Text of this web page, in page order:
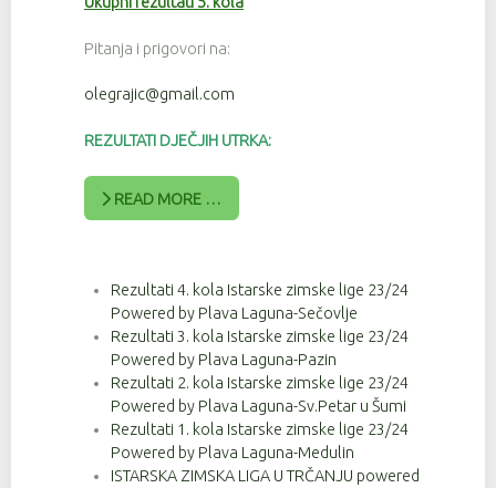
Pitanja i prigovori na:
olegrajic@gmail.com
REZULTATI DJEČJIH UTRKA:
READ MORE …
Rezultati 4. kola Istarske zimske lige 23/24
Powered by Plava Laguna-Sečovlje
Rezultati 3. kola Istarske zimske lige 23/24
Powered by Plava Laguna-Pazin
Rezultati 2. kola Istarske zimske lige 23/24
Powered by Plava Laguna-Sv.Petar u Šumi
Rezultati 1. kola Istarske zimske lige 23/24
Powered by Plava Laguna-Medulin
ISTARSKA ZIMSKA LIGA U TRČANJU powered